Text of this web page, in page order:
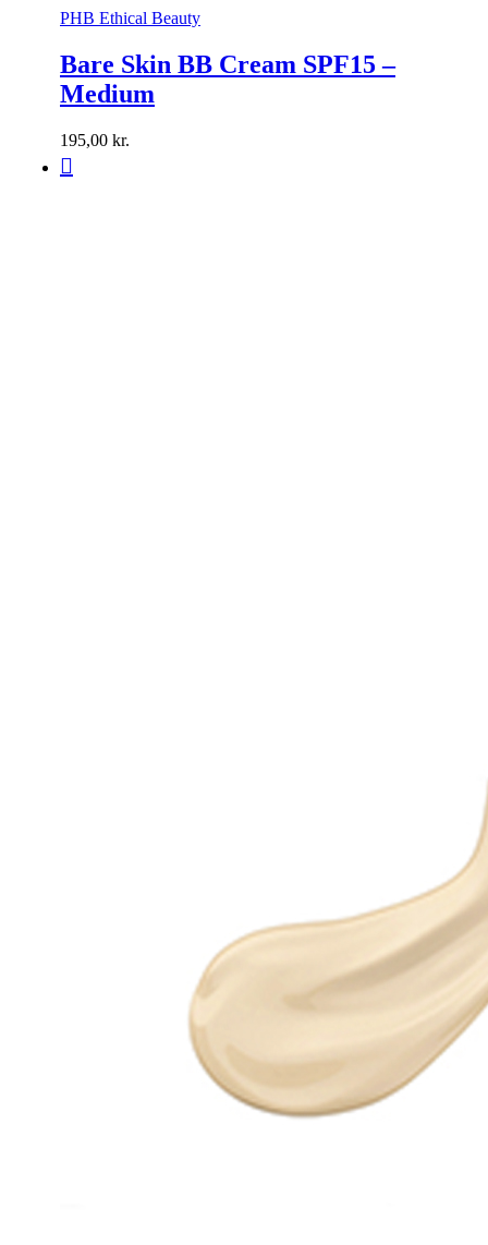
PHB Ethical Beauty
Bare Skin BB Cream SPF15 –
Medium
195,00 kr.